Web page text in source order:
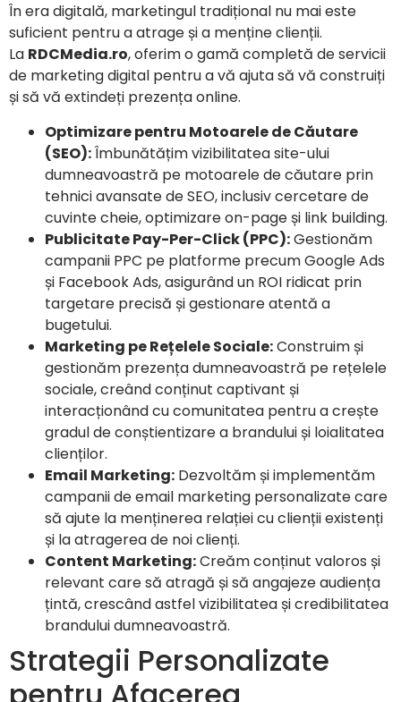
În era digitală, marketingul tradițional nu mai este
suficient pentru a atrage și a menține clienții.
La RDCMedia.ro, oferim o gamă completă de servicii
de marketing digital pentru a vă ajuta să vă construiți
și să vă extindeți prezența online.
Optimizare pentru Motoarele de Căutare
(SEO):Îmbunătățim vizibilitatea site-ului
dumneavoastră pe motoarele de căutare prin
tehnici avansate de SEO, inclusiv cercetare de
cuvinte cheie, optimizare on-page și link building.
Publicitate Pay-Per-Click (PPC):Gestionăm
campanii PPC pe platforme precum Google Ads
și Facebook Ads, asigurând un ROI ridicat prin
targetare precisă și gestionare atentă a
bugetului.
Marketing pe Rețelele Sociale:Construim și
gestionăm prezența dumneavoastră pe rețelele
sociale, creând conținut captivant și
interacționând cu comunitatea pentru a crește
gradul de conștientizare a brandului și loialitatea
clienților.
Email Marketing: Dezvoltăm și implementăm
campanii de email marketing personalizate care
să ajute la menținerea relației cu clienții existenți
și la atragerea de noi clienți.
Content Marketing:Creăm conținut valoros și
relevant care să atragă și să angajeze audiența
țintă, crescând astfel vizibilitatea și credibilitatea
brandului dumneavoastră.
Strategii Personalizate